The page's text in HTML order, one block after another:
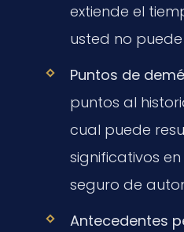
extiende el
usted no
Puntos de
puntos al
cual puede
significativos
seguro de
Antecedentes